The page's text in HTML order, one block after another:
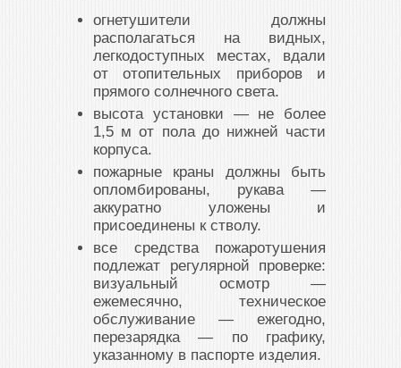
огнетушители должны
располагаться на видных,
легкодоступных местах, вдали
от отопительных приборов и
прямого солнечного света.
высота установки — не более
1,5 м от пола до нижней части
корпуса.
пожарные краны должны быть
опломбированы, рукава —
аккуратно уложены и
присоединены к стволу.
все средства пожаротушения
подлежат регулярной проверке:
визуальный осмотр —
ежемесячно, техническое
обслуживание — ежегодно,
перезарядка — по графику,
указанному в паспорте изделия.